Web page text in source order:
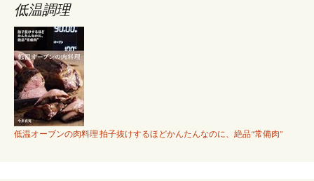
低温調理
低温オーブンの肉料理 拍子抜けするほどかんたんなのに、絶品“常備肉”